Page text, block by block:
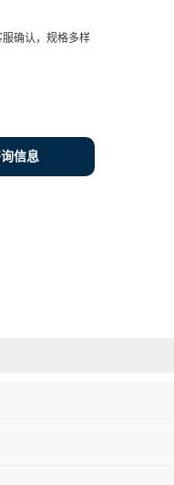
服确认，规格多样
信息